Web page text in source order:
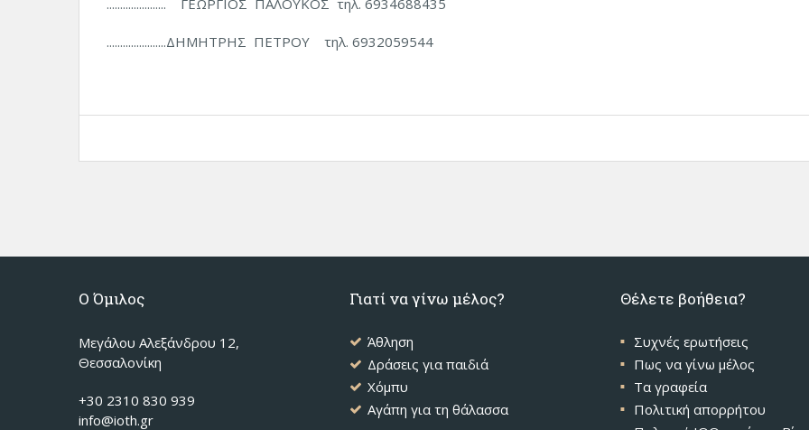
......................ΔΗΜΗΤΡΗΣ ΠΕΤΡΟΥ τηλ. 6932059544
Ο Όμιλος
Μεγάλου Αλεξάνδρου 12,
Θεσσαλονίκη
+30 2310 830 939
info@ioth.gr
Γιατί να γίνω μέλος?
Άθληση
Δράσεις για παιδιά
Χόμπυ
Αγάπη για τη θάλασσα
Θέλετε βοήθεια?
Συχνές ερωτήσεις
Πως να γίνω μέλος
Τα γραφεία
Πολιτική απορρήτου